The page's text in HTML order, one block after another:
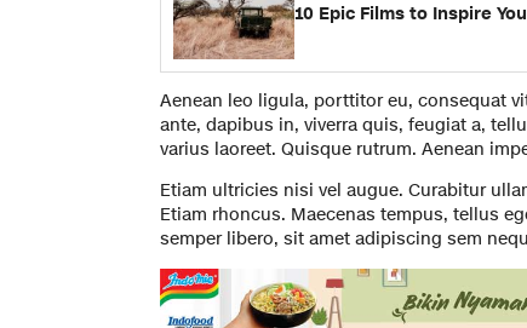
10 Epic Films to Inspire
Aenean leo ligula, porttitor eu, consequat
ante, dapibus in, viverra quis, feugiat a,
varius laoreet. Quisque rutrum. Aenean
Etiam ultricies nisi vel augue. Curabitur
Etiam rhoncus. Maecenas tempus, tellus
semper libero, sit amet adipiscing sem